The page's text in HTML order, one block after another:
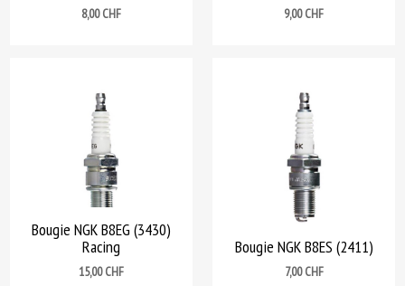
Prix
8,00 CHF Prix
9,00 CHF
Bougie NGK B8EG (3430)
Racing
Prix
15,00 CHF
Bougie NGK B8ES (2411)
Prix
7,00 CHF